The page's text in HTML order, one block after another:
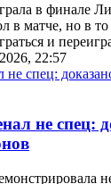
в финале
в матче, но в
и
22:57
не спец: